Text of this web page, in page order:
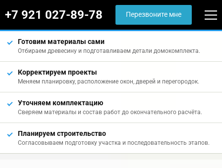
+7 921 027-89-78 Перезвоните мне
Готовим материалы сами
Отбираем древесину и подготавливаем детали домокомплекта.
Корректируем проекты
Меняем планировку, расположение окон, дверей и перегородок.
Уточняем комплектацию
Сверяем материалы и состав работ до окончательного расчёта.
Планируем строительство
Согласовываем подготовку участка и последовательность этапов.